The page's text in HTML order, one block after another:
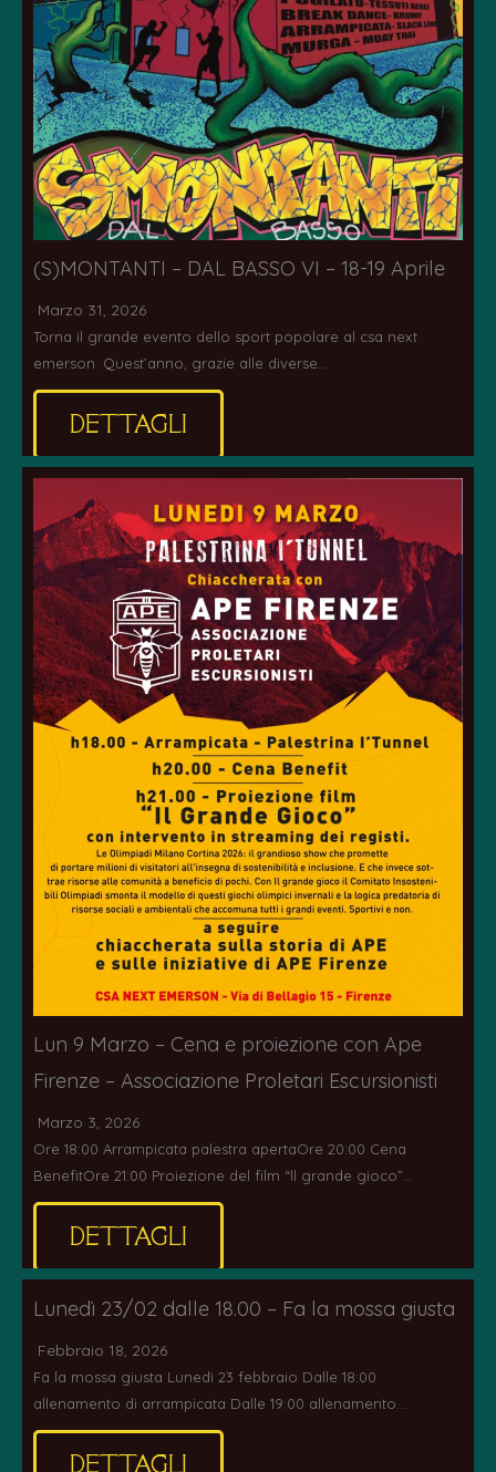
(S)MONTANTI – DAL BASSO VI – 18-19 Aprile
Marzo 31, 2026
Torna il grande evento dello sport popolare al csa next
emerson. Quest’anno, grazie alle diverse…
DETTAGLI
Lun 9 Marzo – Cena e proiezione con Ape
Firenze – Associazione Proletari Escursionisti
Marzo 3, 2026
Ore 18:00 Arrampicata palestra apertaOre 20:00 Cena
BenefitOre 21:00 Proiezione del film “ll grande gioco”…
DETTAGLI
Lunedì 23/02 dalle 18.00 – Fa la mossa giusta
Febbraio 18, 2026
Fa la mossa giusta Lunedì 23 febbraio Dalle 18:00
allenamento di arrampicata Dalle 19:00 allenamento…
DETTAGLI